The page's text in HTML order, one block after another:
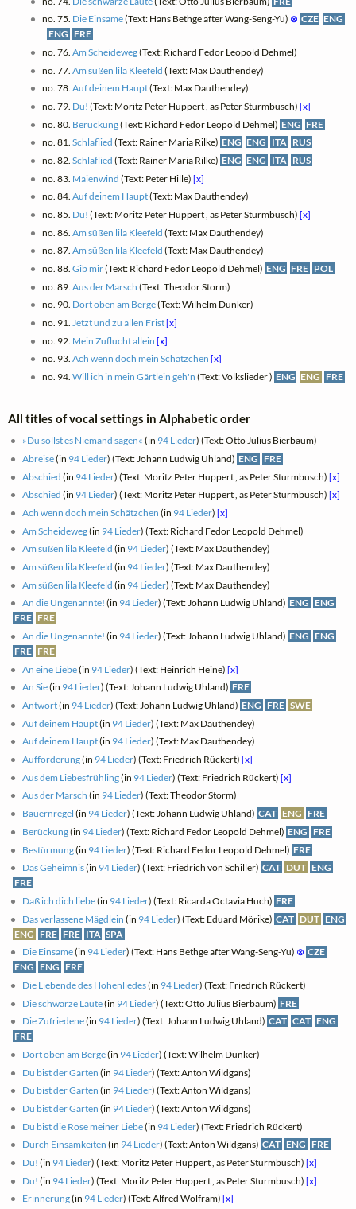
no. 75. Die Einsame(Text: Hans Bethge after Wang-Seng-Yu) ⊗ CZE ENG
ENG FRE
no. 76. Am Scheideweg(Text: Richard Fedor Leopold Dehmel)
no. 77. Am süßen lila Kleefeld (Text: Max Dauthendey)
no. 78. Auf deinem Haupt(Text: Max Dauthendey)
no. 79. Du! (Text: Moritz Peter Huppert , as Peter Sturmbusch) [x]
no. 80. Berückung(Text: Richard Fedor Leopold Dehmel) ENG FRE
no. 81. Schlaflied (Text: Rainer Maria Rilke) ENG ENG ITA RUS
no. 82. Schlaflied (Text: Rainer Maria Rilke) ENG ENG ITA RUS
no. 83. Maienwind (Text: Peter Hille) [x]
no. 84. Auf deinem Haupt(Text: Max Dauthendey)
no. 85. Du! (Text: Moritz Peter Huppert , as Peter Sturmbusch) [x]
no. 86. Am süßen lila Kleefeld (Text: Max Dauthendey)
no. 87. Am süßen lila Kleefeld (Text: Max Dauthendey)
no. 88. Gib mir(Text: Richard Fedor Leopold Dehmel) ENG FRE POL
no. 89. Aus der Marsch (Text: Theodor Storm)
no. 90. Dort oben am Berge(Text: Wilhelm Dunker)
no. 91. Jetzt und zu allen Frist[x]
no. 92. Mein Zuflucht allein [x]
no. 93. Ach wenn doch mein Schätzchen [x]
no. 94. Will ich in mein Gärtlein geh'n (Text: Volkslieder ) ENG ENG FRE
All titles of vocal settings in Alphabetic order
»Du sollst es Niemand sagen« (in 94 Lieder) (Text: Otto Julius Bierbaum)
Abreise(in 94 Lieder) (Text: Johann Ludwig Uhland) ENG FRE
Abschied (in 94 Lieder) (Text: Moritz Peter Huppert , as Peter Sturmbusch)[x]
Abschied (in 94 Lieder) (Text: Moritz Peter Huppert , as Peter Sturmbusch)[x]
Ach wenn doch mein Schätzchen (in 94 Lieder)[x]
Am Scheideweg(in 94 Lieder) (Text: Richard Fedor Leopold Dehmel)
Am süßen lila Kleefeld (in 94 Lieder) (Text: Max Dauthendey)
Am süßen lila Kleefeld (in 94 Lieder) (Text: Max Dauthendey)
Am süßen lila Kleefeld (in 94 Lieder) (Text: Max Dauthendey)
An die Ungenannte! (in 94 Lieder) (Text: Johann Ludwig Uhland) ENG ENG
FRE FRE
An die Ungenannte! (in 94 Lieder) (Text: Johann Ludwig Uhland) ENG ENG
FRE FRE
An eine Liebe(in 94 Lieder) (Text: Heinrich Heine)[x]
An Sie(in 94 Lieder) (Text: Johann Ludwig Uhland) FRE
Antwort(in 94 Lieder) (Text: Johann Ludwig Uhland) ENG FRE SWE
Auf deinem Haupt(in 94 Lieder) (Text: Max Dauthendey)
Auf deinem Haupt(in 94 Lieder) (Text: Max Dauthendey)
Aufforderung(in 94 Lieder) (Text: Friedrich Rückert)[x]
Aus dem Liebesfrühling(in 94 Lieder) (Text: Friedrich Rückert)[x]
Aus der Marsch (in 94 Lieder) (Text: Theodor Storm)
Bauernregel (in 94 Lieder) (Text: Johann Ludwig Uhland) CAT ENG FRE
Berückung(in 94 Lieder) (Text: Richard Fedor Leopold Dehmel) ENG FRE
Bestürmung(in 94 Lieder) (Text: Richard Fedor Leopold Dehmel) FRE
Das Geheimnis(in 94 Lieder) (Text: Friedrich von Schiller) CAT DUT ENG
FRE
Daß ich dich liebe(in 94 Lieder) (Text: Ricarda Octavia Huch) FRE
Das verlassene Mägdlein (in 94 Lieder) (Text: Eduard Mörike) CAT DUT ENG
ENG FRE FRE ITA SPA
Die Einsame(in 94 Lieder) (Text: Hans Bethge after Wang-Seng-Yu) ⊗ CZE
ENG ENG FRE
Die Liebende des Hohenliedes(in 94 Lieder) (Text: Friedrich Rückert)
Die schwarze Laute(in 94 Lieder) (Text: Otto Julius Bierbaum) FRE
Die Zufriedene(in 94 Lieder) (Text: Johann Ludwig Uhland) CAT CAT ENG
FRE
Dort oben am Berge(in 94 Lieder) (Text: Wilhelm Dunker)
Du bist der Garten (in 94 Lieder) (Text: Anton Wildgans)
Du bist der Garten (in 94 Lieder) (Text: Anton Wildgans)
Du bist der Garten (in 94 Lieder) (Text: Anton Wildgans)
Du bist die Rose meiner Liebe(in 94 Lieder) (Text: Friedrich Rückert)
Durch Einsamkeiten (in 94 Lieder) (Text: Anton Wildgans) CAT ENG FRE
Du! (in 94 Lieder) (Text: Moritz Peter Huppert , as Peter Sturmbusch)[x]
Du! (in 94 Lieder) (Text: Moritz Peter Huppert , as Peter Sturmbusch)[x]
Erinnerung(in 94 Lieder) (Text: Alfred Wolfram)[x]